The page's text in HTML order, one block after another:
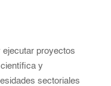
ejecutar proyectos
y
sectoriales